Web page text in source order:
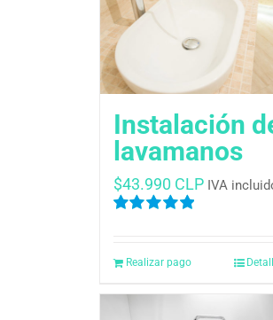
Instalación
lavamanos
$43.990 CLP IVA
Realizar pago